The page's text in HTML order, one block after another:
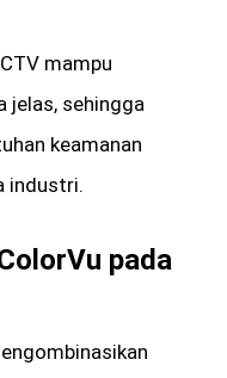
mampu
jelas, sehingga
keamanan
industri.
pada